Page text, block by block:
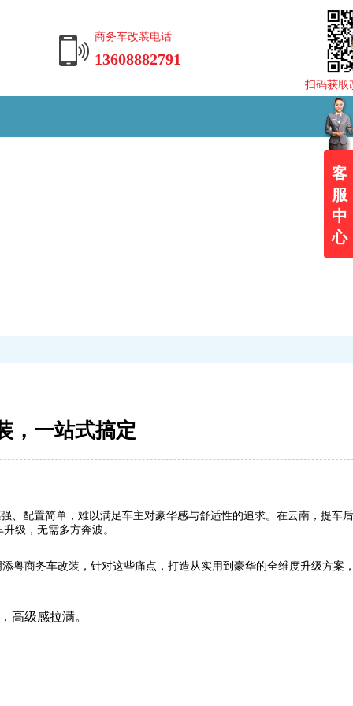
13608882791
商务车改装电话
扫码获取
，一站式搞定
、配置简单，难以满足车主对豪华感与舒适性的追求。在云南，提车
级，无需多方奔波。
粤商务车改装，针对这些痛点，打造从实用到豪华的全维度升级方案
级感拉满。
客
服
中
心